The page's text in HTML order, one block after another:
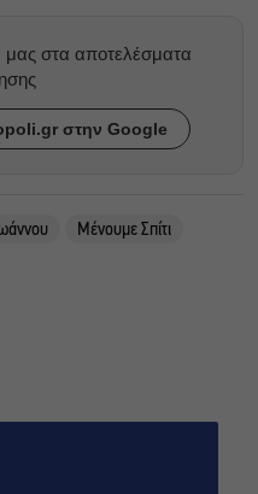
μας στα αποτελέσματα
στην Google
Μένουμε Σπίτι